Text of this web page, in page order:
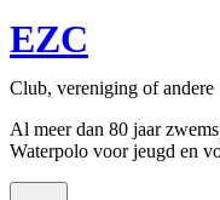
EZC
Club, vereniging of andere
Al meer dan 80 jaar
Waterpolo voor jeugd en